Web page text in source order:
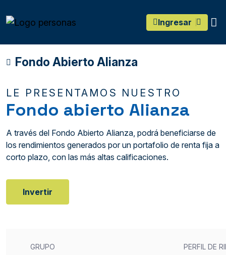
Ingresar
Fondo Abierto Alianza
LE PRESENTAMOS NUESTRO
Fondo abierto Alianza
A través del Fondo Abierto Alianza, podrá beneficiarse de
los rendimientos generados por un portafolio de renta fija a
corto plazo, con las más altas calificaciones.
Invertir
GRUPO PERFIL DE